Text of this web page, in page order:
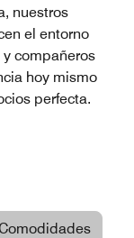
nuestros
el entorno
compañeros
hoy mismo
perfecta.